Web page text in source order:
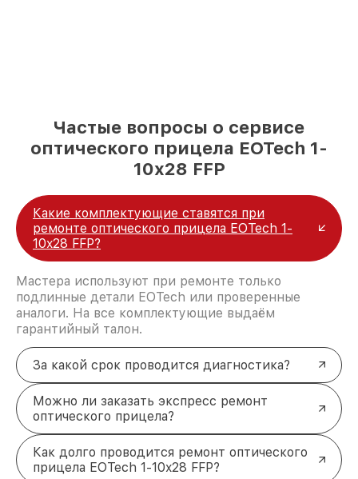
Частые вопросы о сервисе
оптического прицела EOTech 1-
10x28 FFP
Какие комплектующие ставятся при
ремонте оптического прицела EOTech 1-
10x28 FFP?
Мастера используют при ремонте только
подлинные детали EOTech или проверенные
аналоги. На все комплектующие выдаём
гарантийный талон.
За какой срок проводится диагностика?
Можно ли заказать экспресс ремонт
оптического прицела?
Как долго проводится ремонт оптического
прицела EOTech 1-10x28 FFP?